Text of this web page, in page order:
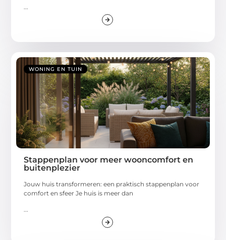
...
WONING EN TUIN
Stappenplan voor meer wooncomfort en
buitenplezier
Jouw huis transformeren: een praktisch stappenplan voor
comfort en sfeer Je huis is meer dan
...